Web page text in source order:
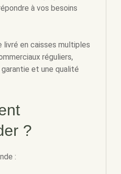
à vos besoins
en caisses multiples
réguliers,
et une qualité
?
: